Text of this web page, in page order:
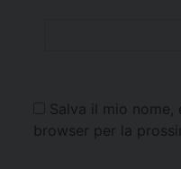
Salva il mio
browser per la